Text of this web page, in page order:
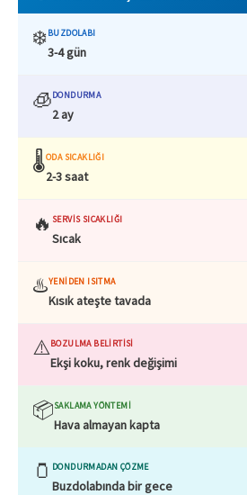
❄️BUZDOLABI
3-4 gün
🧊DONDURMA
2 ay
🌡️ODA SICAKLIĞI
2-3 saat
🔥 SERVIS SICAKLIĞI
Sıcak
♨️YENIDEN ISITMA
Kısık ateşte tavada
⚠️BOZULMA BELIRTISI
Ekşi koku, renk değişimi
📦SAKLAMA YÖNTEMI
Hava almayan kapta
🫙 DONDURMADAN ÇÖZME
Buzdolabında bir gece